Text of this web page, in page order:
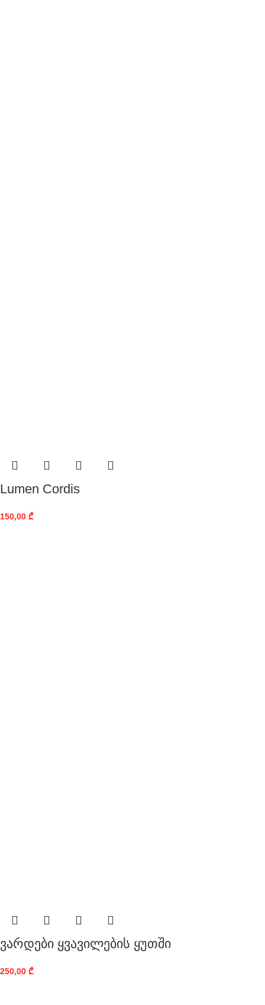
Lumen Cordis
150,00 ₾
ვარდები ყვავილების ყუთში
250,00 ₾